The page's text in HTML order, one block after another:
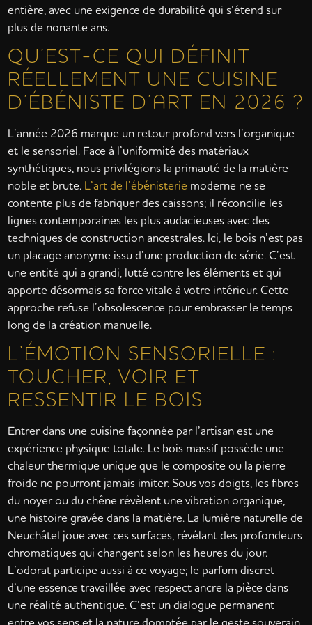
entière, avec une exigence de durabilité qui s’étend sur
plus de nonante ans.
QU’EST-CE QUI DÉFINIT
RÉELLEMENT UNE CUISINE
D’ÉBÉNISTE D’ART EN 2026 ?
L’année 2026 marque un retour profond vers l’organique
et le sensoriel. Face à l’uniformité des matériaux
synthétiques, nous privilégions la primauté de la matière
noble et brute. L’art de l’ébénisterie moderne ne se
contente plus de fabriquer des caissons; il réconcilie les
lignes contemporaines les plus audacieuses avec des
techniques de construction ancestrales. Ici, le bois n’est pas
un placage anonyme issu d’une production de série. C’est
une entité qui a grandi, lutté contre les éléments et qui
apporte désormais sa force vitale à votre intérieur. Cette
approche refuse l’obsolescence pour embrasser le temps
long de la création manuelle.
L’ÉMOTION SENSORIELLE :
TOUCHER, VOIR ET
RESSENTIR LE BOIS
Entrer dans une cuisine façonnée par l’artisan est une
expérience physique totale. Le bois massif possède une
chaleur thermique unique que le composite ou la pierre
froide ne pourront jamais imiter. Sous vos doigts, les fibres
du noyer ou du chêne révèlent une vibration organique,
une histoire gravée dans la matière. La lumière naturelle de
Neuchâtel joue avec ces surfaces, révélant des profondeurs
chromatiques qui changent selon les heures du jour.
L’odorat participe aussi à ce voyage; le parfum discret
d’une essence travaillée avec respect ancre la pièce dans
une réalité authentique. C’est un dialogue permanent
entre vos sens et la nature domptée par le geste souverain